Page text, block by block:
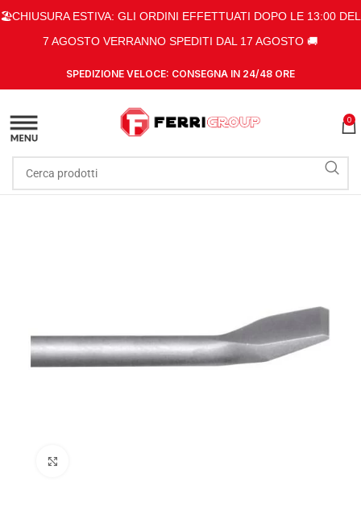
🏖️CHIUSURA ESTIVA: GLI ORDINI EFFETTUATI DOPO LE 13:00 DEL
7 AGOSTO VERRANNO SPEDITI DAL 17 AGOSTO 🚚
SPEDIZIONE VELOCE: CONSEGNA IN 24/48 ORE
0